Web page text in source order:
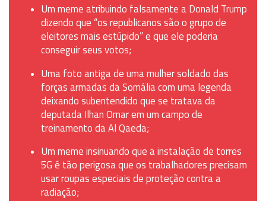
Um meme atribuindo falsamente a Donald Trump
dizendo que “os republicanos são o grupo de
eleitores mais estúpido” e que ele poderia
conseguir seus votos;
Uma foto antiga de uma mulher soldado das
forças armadas da Somália com uma legenda
deixando subentendido que se tratava da
deputada Ilhan Omar em um campo de
treinamento da Al Qaeda;
Um meme insinuando que a instalação de torres
5G é tão perigosa que os trabalhadores precisam
usar roupas especiais de proteção contra a
radiação;